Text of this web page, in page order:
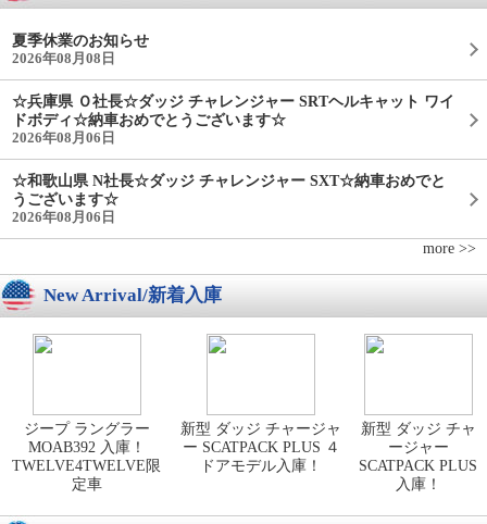
夏季休業のお知らせ
2026年08月08日
☆兵庫県 Ｏ社長☆ダッジ チャレンジャー SRTヘルキャット ワイ
ドボディ☆納車おめでとうございます☆
2026年08月06日
☆和歌山県 N社長☆ダッジ チャレンジャー SXT☆納車おめでと
うございます☆
2026年08月06日
more >>
New Arrival/新着入庫
ジープ ラングラー
MOAB392 入庫！
TWELVE4TWELVE限
定車
新型 ダッジ チャージャ
ー SCATPACK PLUS ４
ドアモデル入庫！
新型 ダッジ チャ
ージャー
SCATPACK PLUS
入庫！